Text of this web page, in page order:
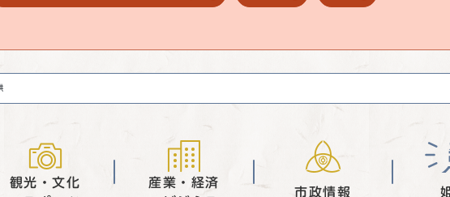
観光・文化
産業・経済
市政情報